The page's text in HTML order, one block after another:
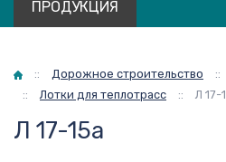
ПРОДУКЦИЯ
Главная
:: Дорожное строительство ::
::
Лотки для теплотрасс :: Л 17-
Л 17-15а